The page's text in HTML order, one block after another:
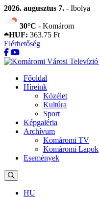
2026. augusztus 7. - Ibolya
30°C - Komárom
HUF: 363.75 Ft
Elérhetőség
Főoldal
Híreink
Közélet
Kultúra
Sport
Képgaléria
Archívum
Komáromi TV
Komáromi Lapok
Események
HU